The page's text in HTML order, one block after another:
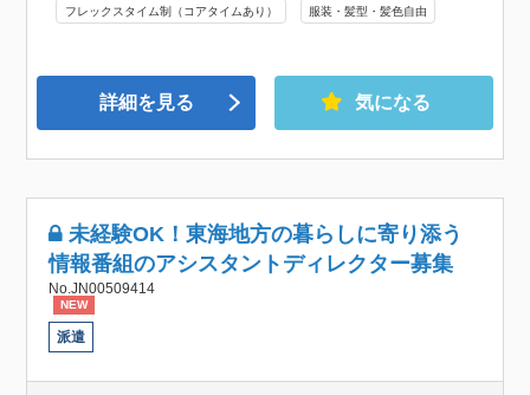
フレックスタイム制（コアタイムあり） 服装・髪型・髪色自由
詳細を見る 気になる
未経験OK！東海地方の暮らしに寄り添う
情報番組のアシスタントディレクター募集
No.JN00509414
NEW
派遣